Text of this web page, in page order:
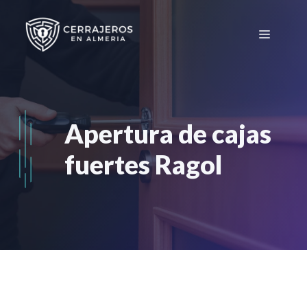
contenido
Menú
Apertura de cajas
fuertes Ragol